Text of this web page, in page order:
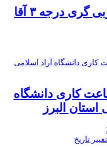
گری درجه ۳ آقا
کاری دانشگاه
استان البرز